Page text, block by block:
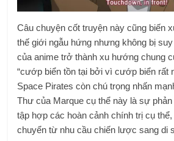
Câu chuyện cốt truyện này cũng biến
thế giới ngẫu hứng nhưng không bị
của anime trở thành xu hướng chung
“cướp biển tồn tại bởi vì cướp biển rất
Space Pirates còn chú trọng nhấn
Thư của Marque cụ thể này là sự
tập hợp các hoàn cảnh chính trị cụ
chuyển từ nhu cầu chiến lược sang di